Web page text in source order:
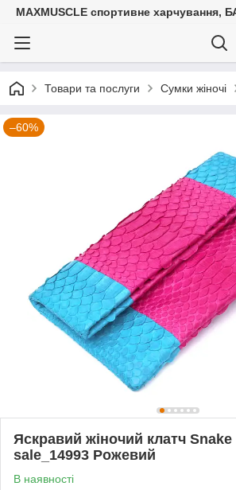
MAXMUSCLE спортивне харчування,
Товари та послуги Сумки жіночі
–60%
Яскравий жіночий клатч
sale_14993 Рожевий
В наявності